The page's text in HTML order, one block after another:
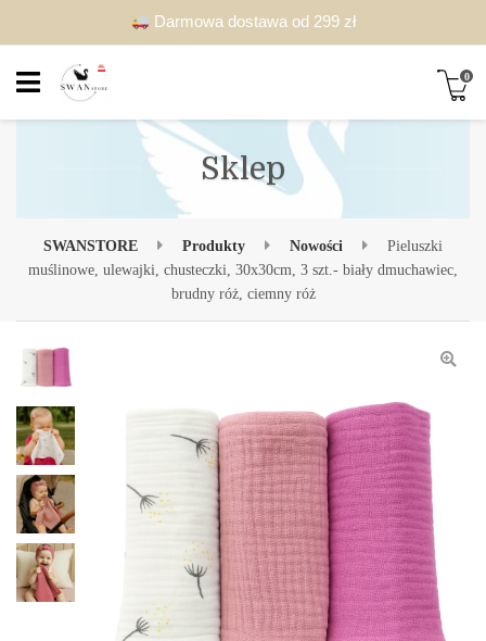
Darmowa dostawa od 299 zł
0
Sklep
SWANSTORE Produkty Nowości
Pieluszki
muślinowe, ulewajki, chusteczki, 30x30cm, 3 szt.- biały dmuchawiec,
brudny róż, ciemny róż